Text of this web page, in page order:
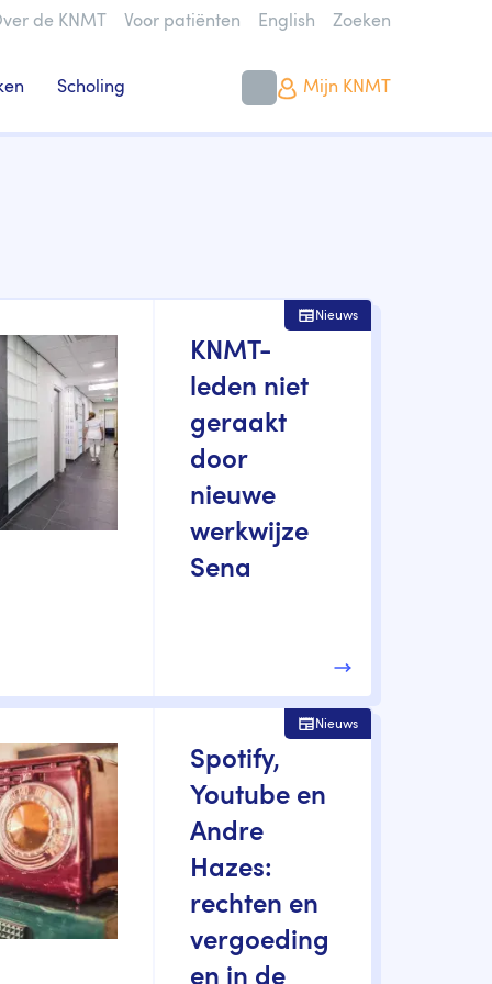
de KNMT Voor patiënten English
Zoeken
Scholing Mijn KNMT
KNMT-
leden niet
geraakt
door
nieuwe
werkwijze
Sena
Nieuws
Spotify,
Youtube en
Andre
Hazes:
rechten en
vergoeding
Nieuws